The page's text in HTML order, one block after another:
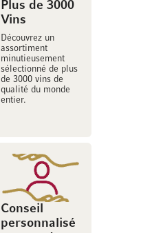
Plus de 3000
Vins
Découvrez un
assortiment
minutieusement
sélectionné de plus
de 3000 vins de
qualité du monde
entier.
Conseil
personnalisé